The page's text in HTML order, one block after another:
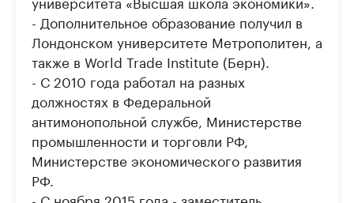
- Дополнительное образование получил в
Лондонском университете Метрополитен, а
также в World Trade Institute (Берн).
- С 2010 года работал на разных
должностях в Федеральной
антимонопольной службе, Министерстве
промышленности и торговли РФ,
Министерстве экономического развития
РФ.